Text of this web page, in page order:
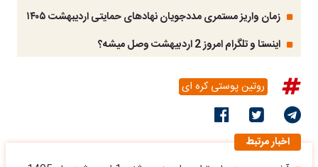
زمان واریز مستمری مددجویان نهادهای حمایتی اردیبهشت ۱۴۰۵
اینستا و تلگرام امروز 2 اردبیهشت وصل میشه؟
روتین پوستی کره ای
اخبار مرتبط